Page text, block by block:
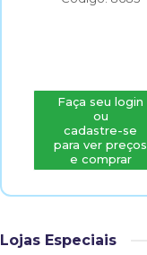
Faça seu login
ou
cadastre-se
para ver preços
e comprar
Lojas Especiais